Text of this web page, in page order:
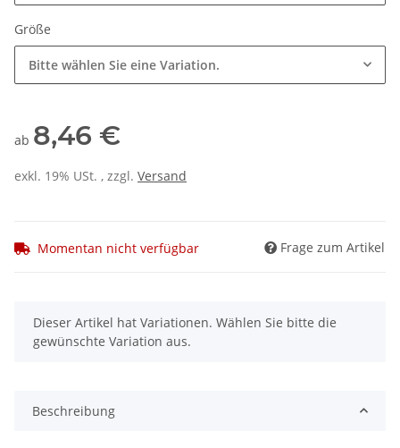
Größe
Bitte wählen Sie eine Variation.
ab 8,46 €
exkl. 19% USt. , zzgl. Versand
Momentan nicht verfügbar Frage zum Artikel
x
Dieser Artikel hat Variationen. Wählen Sie bitte die
gewünschte Variation aus.
Beschreibung